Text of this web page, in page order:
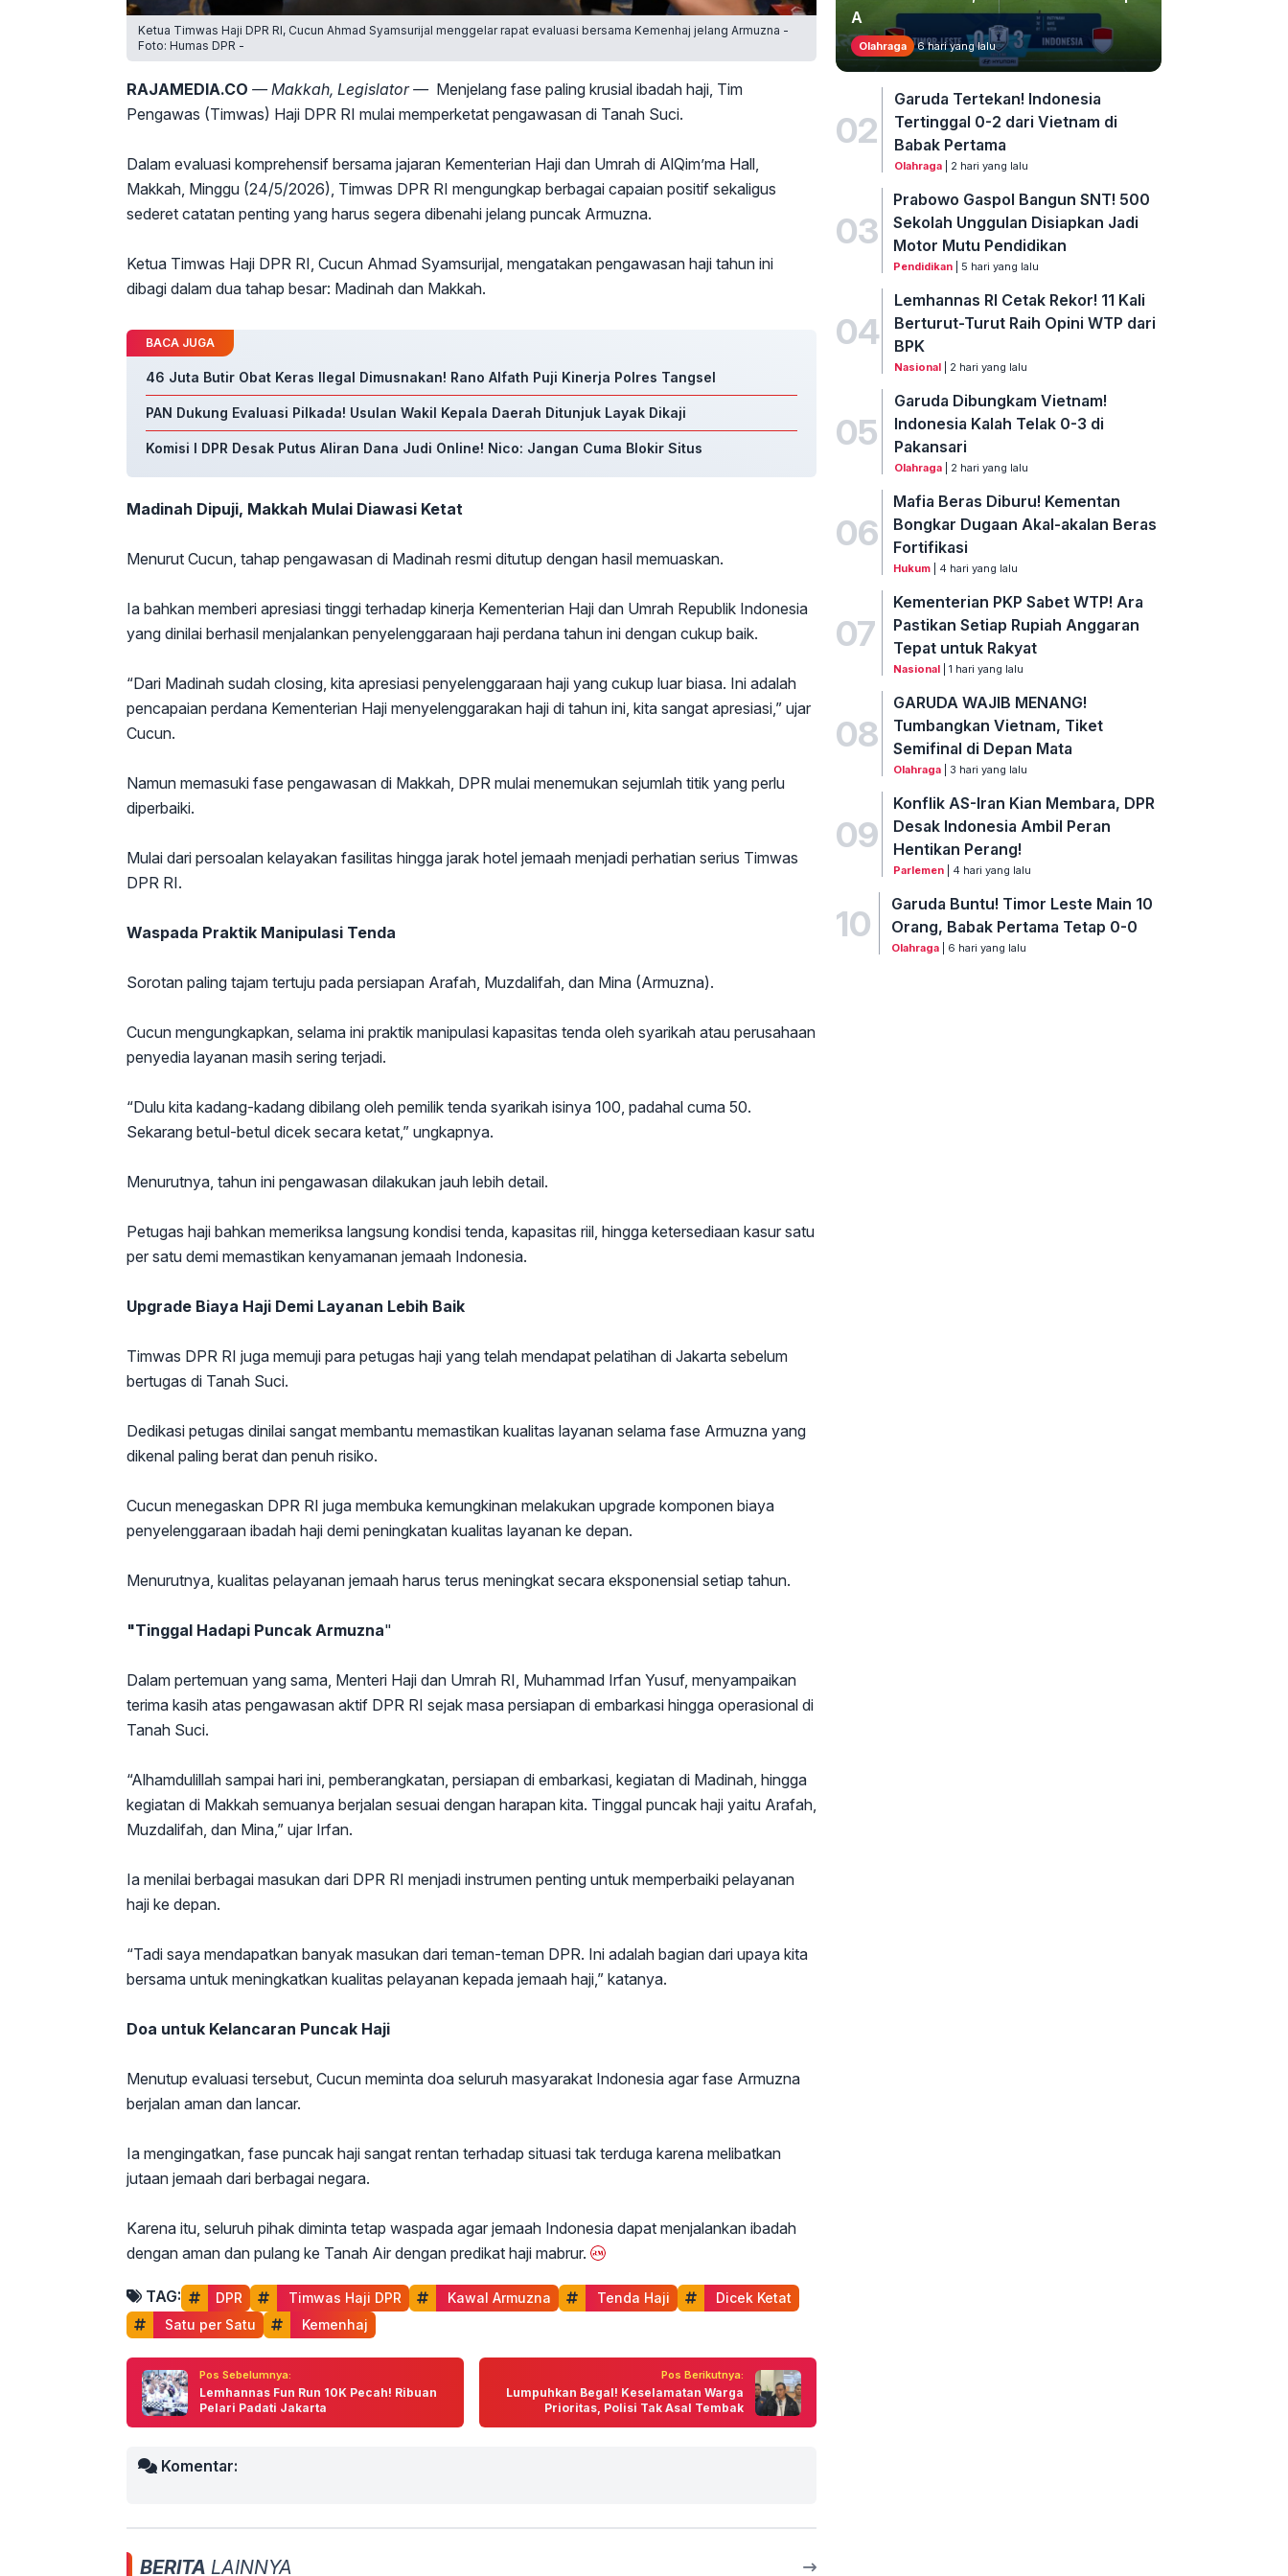
Ketua Timwas Haji DPR RI, Cucun Ahmad Syamsurijal menggelar rapat evaluasi bersama Kemenhaj jelang Armuzna -
Foto: Humas DPR -
RAJAMEDIA.CO — Makkah, Legislator —Menjelang fase paling krusial ibadah haji, Tim
Pengawas (Timwas) Haji DPR RI mulai memperketat pengawasan di Tanah Suci.
Dalam evaluasi komprehensif bersama jajaran Kementerian Haji dan Umrah di AlQim’ma Hall,
Makkah, Minggu (24/5/2026), Timwas DPR RI mengungkap berbagai capaian positif sekaligus
sederet catatan penting yang harus segera dibenahi jelang puncak Armuzna.
Ketua Timwas Haji DPR RI, Cucun Ahmad Syamsurijal, mengatakan pengawasan haji tahun ini
dibagi dalam dua tahap besar: Madinah dan Makkah.
BACA JUGA
46 Juta Butir Obat Keras Ilegal Dimusnakan! Rano Alfath Puji Kinerja Polres Tangsel
PAN Dukung Evaluasi Pilkada! Usulan Wakil Kepala Daerah Ditunjuk Layak Dikaji
Komisi I DPR Desak Putus Aliran Dana Judi Online! Nico: Jangan Cuma Blokir Situs
Madinah Dipuji, Makkah Mulai Diawasi Ketat
Menurut Cucun, tahap pengawasan di Madinah resmi ditutup dengan hasil memuaskan.
Ia bahkan memberi apresiasi tinggi terhadap kinerja Kementerian Haji dan Umrah Republik Indonesia
yang dinilai berhasil menjalankan penyelenggaraan haji perdana tahun ini dengan cukup baik.
“Dari Madinah sudah closing, kita apresiasi penyelenggaraan haji yang cukup luar biasa. Ini adalah
pencapaian perdana Kementerian Haji menyelenggarakan haji di tahun ini, kita sangat apresiasi,” ujar
Cucun.
Namun memasuki fase pengawasan di Makkah, DPR mulai menemukan sejumlah titik yang perlu
diperbaiki.
Mulai dari persoalan kelayakan fasilitas hingga jarak hotel jemaah menjadi perhatian serius Timwas
DPR RI.
Waspada Praktik Manipulasi Tenda
Sorotan paling tajam tertuju pada persiapan Arafah, Muzdalifah, dan Mina (Armuzna).
Cucun mengungkapkan, selama ini praktik manipulasi kapasitas tenda oleh syarikah atau perusahaan
penyedia layanan masih sering terjadi.
“Dulu kita kadang-kadang dibilang oleh pemilik tenda syarikah isinya 100, padahal cuma 50.
Sekarang betul-betul dicek secara ketat,” ungkapnya.
Menurutnya, tahun ini pengawasan dilakukan jauh lebih detail.
Petugas haji bahkan memeriksa langsung kondisi tenda, kapasitas riil, hingga ketersediaan kasur satu
per satu demi memastikan kenyamanan jemaah Indonesia.
Upgrade Biaya Haji Demi Layanan Lebih Baik
Timwas DPR RI juga memuji para petugas haji yang telah mendapat pelatihan di Jakarta sebelum
bertugas di Tanah Suci.
Dedikasi petugas dinilai sangat membantu memastikan kualitas layanan selama fase Armuzna yang
dikenal paling berat dan penuh risiko.
Cucun menegaskan DPR RI juga membuka kemungkinan melakukan upgrade komponen biaya
penyelenggaraan ibadah haji demi peningkatan kualitas layanan ke depan.
Menurutnya, kualitas pelayanan jemaah harus terus meningkat secara eksponensial setiap tahun.
"Tinggal Hadapi Puncak Armuzna"
Dalam pertemuan yang sama, Menteri Haji dan Umrah RI, Muhammad Irfan Yusuf, menyampaikan
terima kasih atas pengawasan aktif DPR RI sejak masa persiapan di embarkasi hingga operasional di
Tanah Suci.
“Alhamdulillah sampai hari ini, pemberangkatan, persiapan di embarkasi, kegiatan di Madinah, hingga
kegiatan di Makkah semuanya berjalan sesuai dengan harapan kita. Tinggal puncak haji yaitu Arafah,
Muzdalifah, dan Mina,” ujar Irfan.
Ia menilai berbagai masukan dari DPR RI menjadi instrumen penting untuk memperbaiki pelayanan
haji ke depan.
“Tadi saya mendapatkan banyak masukan dari teman-teman DPR. Ini adalah bagian dari upaya kita
bersama untuk meningkatkan kualitas pelayanan kepada jemaah haji,” katanya.
Doa untuk Kelancaran Puncak Haji
Menutup evaluasi tersebut, Cucun meminta doa seluruh masyarakat Indonesia agar fase Armuzna
berjalan aman dan lancar.
Ia mengingatkan, fase puncak haji sangat rentan terhadap situasi tak terduga karena melibatkan
jutaan jemaah dari berbagai negara.
Karena itu, seluruh pihak diminta tetap waspada agar jemaah Indonesia dapat menjalankan ibadah
dengan aman dan pulang ke Tanah Air dengan predikat haji mabrur.
TAG: DPR Timwas Haji DPR Kawal Armuzna Tenda Haji
Dicek Ketat
Satu per Satu
Kemenhaj
Pos Sebelumnya:
Lemhannas Fun Run 10K Pecah! Ribuan
Pelari Padati Jakarta
Pos Berikutnya:
Lumpuhkan Begal! Keselamatan Warga
Prioritas, Polisi Tak Asal Tembak
Komentar:
BERITA LAINNYA
A
Olahraga 6 hari yang lalu
02
Garuda Tertekan! Indonesia
Tertinggal 0-2 dari Vietnam di
Babak Pertama
Olahraga| 2 hari yang lalu
03
Prabowo Gaspol Bangun SNT! 500
Sekolah Unggulan Disiapkan Jadi
Motor Mutu Pendidikan
Pendidikan | 5 hari yang lalu
04
Lemhannas RI Cetak Rekor! 11 Kali
Berturut-Turut Raih Opini WTP dari
BPK
Nasional| 2 hari yang lalu
05
Garuda Dibungkam Vietnam!
Indonesia Kalah Telak 0-3 di
Pakansari
Olahraga| 2 hari yang lalu
06
Mafia Beras Diburu! Kementan
Bongkar Dugaan Akal-akalan Beras
Fortifikasi
Hukum | 4 hari yang lalu
07
Kementerian PKP Sabet WTP! Ara
Pastikan Setiap Rupiah Anggaran
Tepat untuk Rakyat
Nasional | 1 hari yang lalu
08
GARUDA WAJIB MENANG!
Tumbangkan Vietnam, Tiket
Semifinal di Depan Mata
Olahraga | 3 hari yang lalu
09
Konflik AS-Iran Kian Membara, DPR
Desak Indonesia Ambil Peran
Hentikan Perang!
Parlemen | 4 hari yang lalu
10
Garuda Buntu! Timor Leste Main 10
Orang, Babak Pertama Tetap 0-0
Olahraga| 6 hari yang lalu